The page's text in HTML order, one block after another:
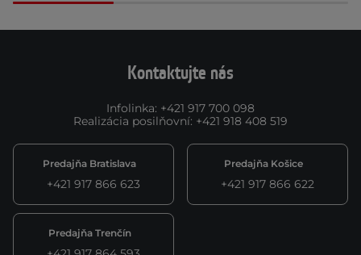
Kontaktujte nás
Infolinka: +421 917 700 098
Realizácia posilňovní: +421 918 408 519
Predajňa Bratislava
+421 917 866 623
Predajňa Košice
+421 917 866 622
Predajňa Trenčín